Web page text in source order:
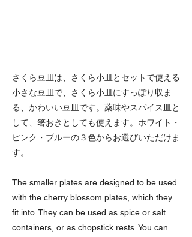
さくら豆皿は、さくら小皿とセットで使える
小さな豆皿で、さくら小皿にすっぽり収ま
る、かわいい豆皿です。薬味やスパイス皿と
して、箸おきとしても使えます。ホワイト・
ピンク・ブルーの３色からお選びいただけま
す。
The smaller plates are designed to be used
with the cherry blossom plates, which they
fit into. They can be used as spice or salt
containers, or as chopstick rests. You can